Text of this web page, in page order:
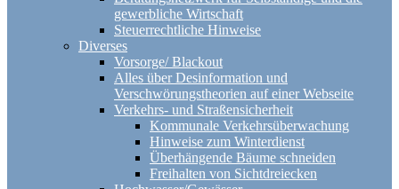
gewerbliche Wirtschaft
Steuerrechtliche Hinweise
Diverses
Vorsorge/ Blackout
Alles über Desinformation und
Verschwörungstheorien auf einer Webseite
Verkehrs- und Straßensicherheit
Kommunale Verkehrsüberwachung
Hinweise zum Winterdienst
Überhängende Bäume schneiden
Freihalten von Sichtdreiecken